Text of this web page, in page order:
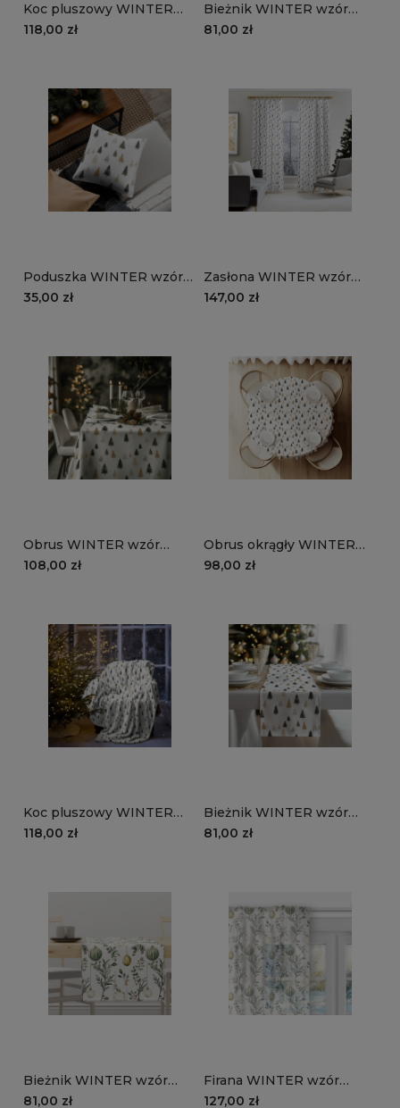
Koc pluszowy WINTER
wzór BN87 | prezenty pod
118,00 zł
Bieżnik WINTER wzór
BN87 | Prezenty pod
81,00 zł
Poduszka WINTER wzór
BN86 | minimalistyczne
35,00 zł
Zasłona WINTER wzór
BN86 | minimalistyczne
147,00 zł
Obrus WINTER wzór
BN86 | Minimalistyczne
108,00 zł
Obrus okrągły WINTER
wzór BN86 |
98,00 zł
Koc pluszowy WINTER
wzór BN86 |
118,00 zł
Bieżnik WINTER wzór
BN86 | Minimalistyczne
81,00 zł
Bieżnik WINTER wzór
BN82 | Pastelowe bombki
81,00 zł
Firana WINTER wzór
BN82 | Pastelowe bombki
127,00 zł